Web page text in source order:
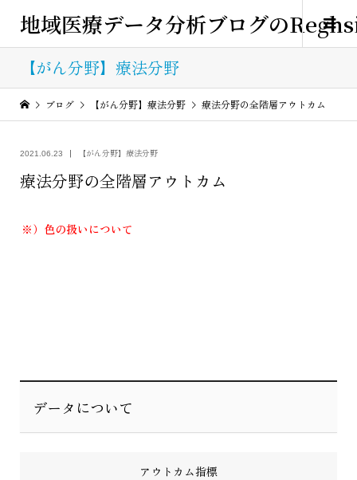
地域医療データ分析ブログの
【がん分野】療法分野
ブログ 【がん分野】療法分野 療法分野の全階層アウトカム
2021.06.23 【がん分野】療法分野
療法分野の全階層アウトカム
※）色の扱いについて
データについて
アウトカム指標